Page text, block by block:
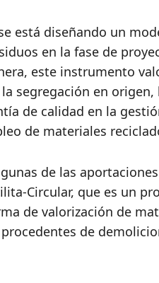
está diseñando un
en la fase de
este instrumento
segregación en
de calidad en la
de materiales
de las
Circular, que es un
de valorización de
de